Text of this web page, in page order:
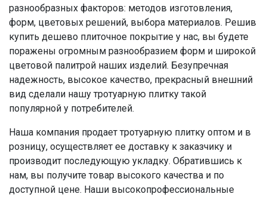
разнообразных факторов: методов изготовления,
форм, цветовых решений, выбора материалов. Решив
купить дешево плиточное покрытие у нас, вы будете
поражены огромным разнообразием форм и широкой
цветовой палитрой наших изделий. Безупречная
надежность, высокое качество, прекрасный внешний
вид сделали нашу тротуарную плитку такой
популярной у потребителей.
Наша компания продает тротуарную плитку оптом и в
розницу, осуществляет ее доставку к заказчику и
производит последующую укладку. Обратившись к
нам, вы получите товар высокого качества и по
доступной цене. Наши высокопрофессиональные